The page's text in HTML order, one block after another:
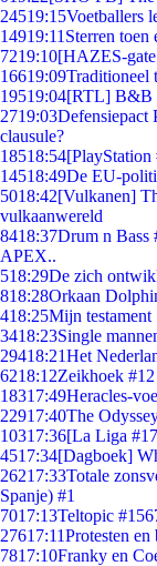
24519:15Voetballers
14919:11 Sterren toen
7219:10[HAZES-
16619:09Traditioneel
19519:04[RTL] B&B
2719:03Defensiepact
clausule?
18518:54
14518:49De EU-
5018:42[Vulkanen]
vulkaanwereld
8418:37Drum n
APEX..
518:29De zich
818:28Orkaan
418:25Mijn testament
3418:23Single
29418:21Het
6218:12Zeikhoek
18317:49Heracles-
22917:40The
10317:36[La Liga
4517:34[Dagboek]
26217:33Totale
Spanje) #1
7017:13Teltopic
27617:11Protesten
7817:10Franky en